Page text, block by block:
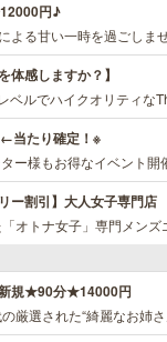
円♪
体感しますか？】
当たり確定！※
ー割引】大人女子専門店
規★90分★14000円